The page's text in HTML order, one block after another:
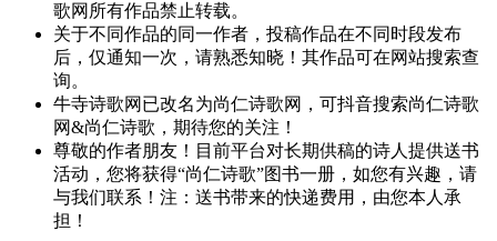
歌网所有作品禁止转载。
关于不同作品的同一作者，投稿作品在不同时段发布
后，仅通知一次，请熟悉知晓！其作品可在网站搜索查
询。
牛寺诗歌网已改名为尚仁诗歌网，可抖音搜索尚仁诗歌
网&尚仁诗歌，期待您的关注！
尊敬的作者朋友！目前平台对长期供稿的诗人提供送书
活动，您将获得“尚仁诗歌”图书一册，如您有兴趣，请
与我们联系！注：送书带来的快递费用，由您本人承
担！